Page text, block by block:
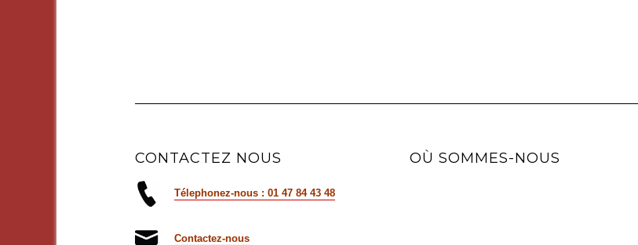
CONTACTEZ NOUS
Télephonez-nous : 01 47 84 43 48
Contactez-nous
OÙ SOMMES-NOUS